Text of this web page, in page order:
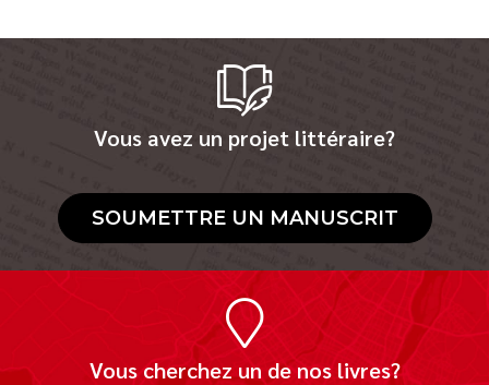
Vous avez un projet littéraire?
SOUMETTRE UN MANUSCRIT
Vous cherchez un de nos livres?